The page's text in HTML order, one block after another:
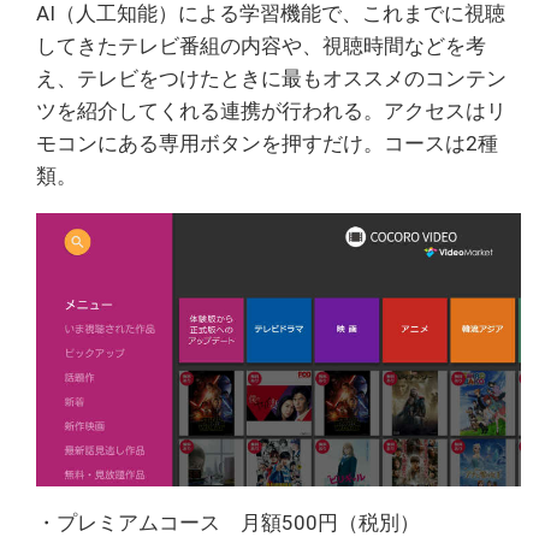
AI（人工知能）による学習機能で、これまでに視聴
してきたテレビ番組の内容や、視聴時間などを考
え、テレビをつけたときに最もオススメのコンテン
ツを紹介してくれる連携が行われる。アクセスはリ
モコンにある専用ボタンを押すだけ。コースは2種
類。
・プレミアムコース 月額500円（税別）